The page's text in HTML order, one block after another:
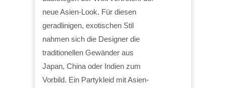
neue Asien-Look. Für diesen
geradlinigen, exotischen Stil
nahmen sich die Designer die
traditionellen Gewänder aus
Japan, China oder Indien zum
Vorbild. Ein Partykleid mit Asien-